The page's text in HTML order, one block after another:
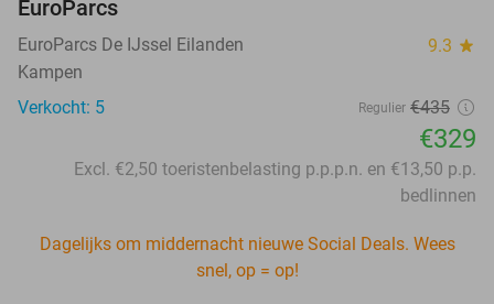
EuroParcs
EuroParcs De IJssel Eilanden 9.3 star
Kampen
Verkocht: 5
Regulier €435
€329
Excl. €2,50 toeristenbelasting p.p.p.n. en €13,50 p.p.
bedlinnen
Dagelijks om middernacht nieuwe Social Deals. Wees
snel, op = op!